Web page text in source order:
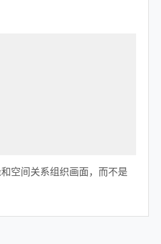
空间关系组织画面，而不是